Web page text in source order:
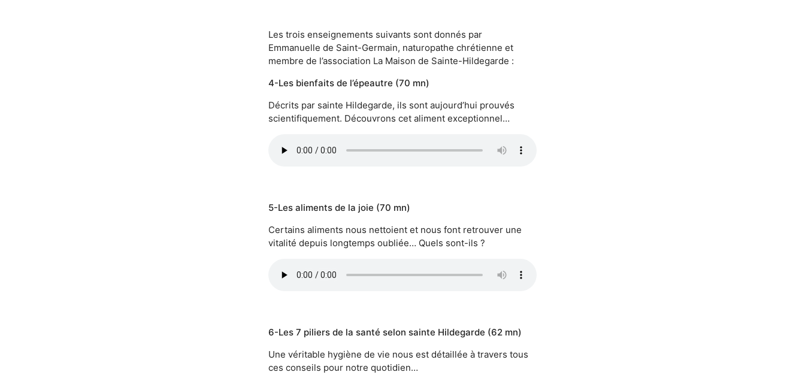
Les trois enseignements suivants sont donnés par
Emmanuelle de Saint-Germain, naturopathe chrétienne et
membre de l’association La Maison de Sainte-Hildegarde :
4-Les bienfaits de l’épeautre (70 mn)
Décrits par sainte Hildegarde, ils sont aujourd’hui prouvés
scientifiquement. Découvrons cet aliment exceptionnel…
5-Les aliments de la joie (70 mn)
Certains aliments nous nettoient et nous font retrouver une
vitalité depuis longtemps oubliée… Quels sont-ils ?
6-Les 7 piliers de la santé selon sainte Hildegarde (62 mn)
Une véritable hygiène de vie nous est détaillée à travers tous
ces conseils pour notre quotidien…